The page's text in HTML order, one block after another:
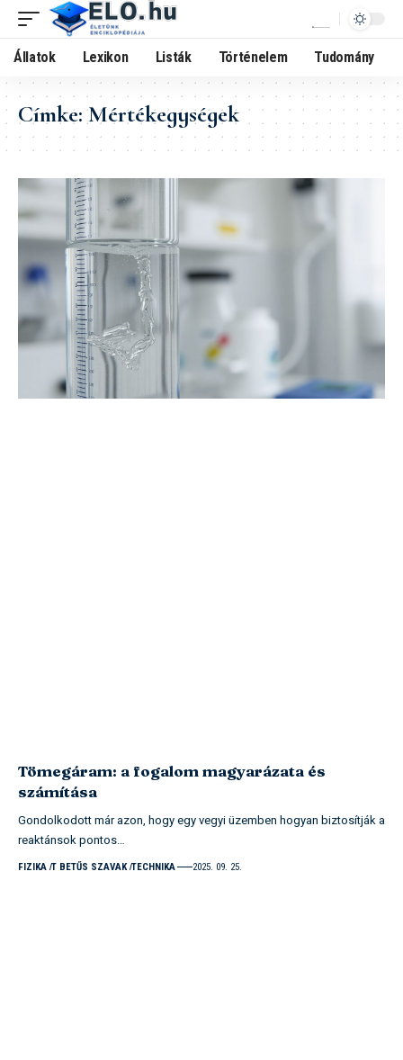
Állatok Lexikon Listák Történelem Tudomány
Címke:Mértékegységek
Tömegáram: a fogalom magyarázata és
számítása
Gondolkodott már azon, hogy egy vegyi üzemben hogyan biztosítják a
reaktánsok pontos…
FIZIKA T BETŰS SZAVAK TECHNIKA 2025. 09. 25.